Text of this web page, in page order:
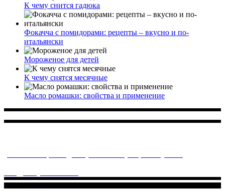
К чему снится гадюка
Фокачча с помидорами: рецепты – вкусно и по-
итальянски
Мороженое для детей
К чему снятся месячные
Масло ромашки: свойства и применение